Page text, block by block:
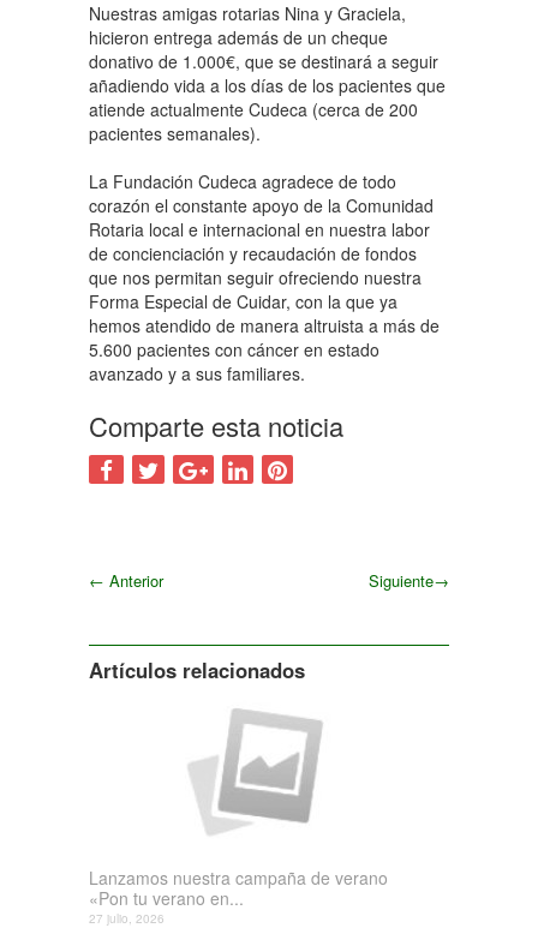
Nuestras amigas rotarias Nina y Graciela,
hicieron entrega además de un cheque
donativo de 1.000€, que se destinará a seguir
añadiendo vida a los días de los pacientes que
atiende actualmente Cudeca (cerca de 200
pacientes semanales).
La Fundación Cudeca agradece de todo
corazón el constante apoyo de la Comunidad
Rotaria local e internacional en nuestra labor
de concienciación y recaudación de fondos
que nos permitan seguir ofreciendo nuestra
Forma Especial de Cuidar, con la que ya
hemos atendido de manera altruista a más de
5.600 pacientes con cáncer en estado
avanzado y a sus familiares.
Comparte esta noticia
← Anterior Siguiente→
Artículos relacionados
Lanzamos nuestra campaña de verano
«Pon tu verano en...
27 julio, 2026